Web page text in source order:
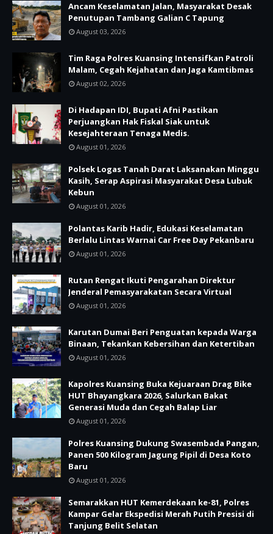
Ancam Keselamatan Jalan, Masyarakat Desak
Penutupan Tambang Galian C Tapung
August 03, 2026
Tim Raga Polres Kuansing Intensifkan Patroli
Malam, Cegah Kejahatan dan Jaga Kamtibmas
August 02, 2026
Di Hadapan IDI, Bupati Afni Pastikan
Perjuangkan Hak Fiskal Siak untuk
Kesejahteraan Tenaga Medis.
August 01, 2026
Polsek Logas Tanah Darat Laksanakan Minggu
Kasih, Serap Aspirasi Masyarakat Desa Lubuk
Kebun
August 01, 2026
Polantas Karib Hadir, Edukasi Keselamatan
Berlalu Lintas Warnai Car Free Day Pekanbaru
August 01, 2026
Rutan Rengat Ikuti Pengarahan Direktur
Jenderal Pemasyarakatan Secara Virtual
August 01, 2026
Karutan Dumai Beri Penguatan kepada Warga
Binaan, Tekankan Kebersihan dan Ketertiban
August 01, 2026
Kapolres Kuansing Buka Kejuaraan Drag Bike
HUT Bhayangkara 2026, Salurkan Bakat
Generasi Muda dan Cegah Balap Liar
August 01, 2026
Polres Kuansing Dukung Swasembada Pangan,
Panen 500 Kilogram Jagung Pipil di Desa Koto
Baru
August 01, 2026
Semarakkan HUT Kemerdekaan ke-81, Polres
Kampar Gelar Ekspedisi Merah Putih Presisi di
Tanjung Belit Selatan